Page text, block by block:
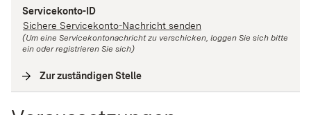
Servicekonto-ID
Sichere Servicekonto-Nachricht senden
(Um eine Servicekontonachricht zu verschicken, loggen Sie sich bitte
ein oder registrieren Sie sich)
Zur zuständigen Stelle